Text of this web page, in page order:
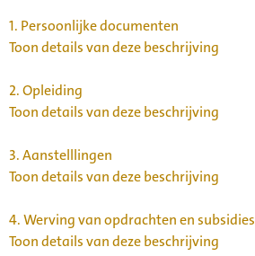
1. Persoonlijke documenten
Toon details van deze beschrijving
2.Opleiding
Toon details van deze beschrijving
3.Aanstelllingen
Toon details van deze beschrijving
4.Werving van opdrachten en subsidies
Toon details van deze beschrijving